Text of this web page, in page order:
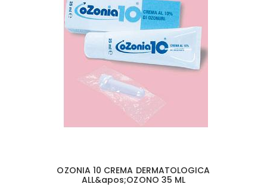
OZONIA 10 CREMA DERMATOLOGICA
ALL&apos;OZONO 35 ML